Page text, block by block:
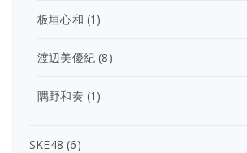
板垣心和 (1)
渡辺美優紀 (8)
隅野和奏 (1)
SKE48 (6)